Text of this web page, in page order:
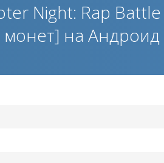
Night: Rap Battle
на Андроид